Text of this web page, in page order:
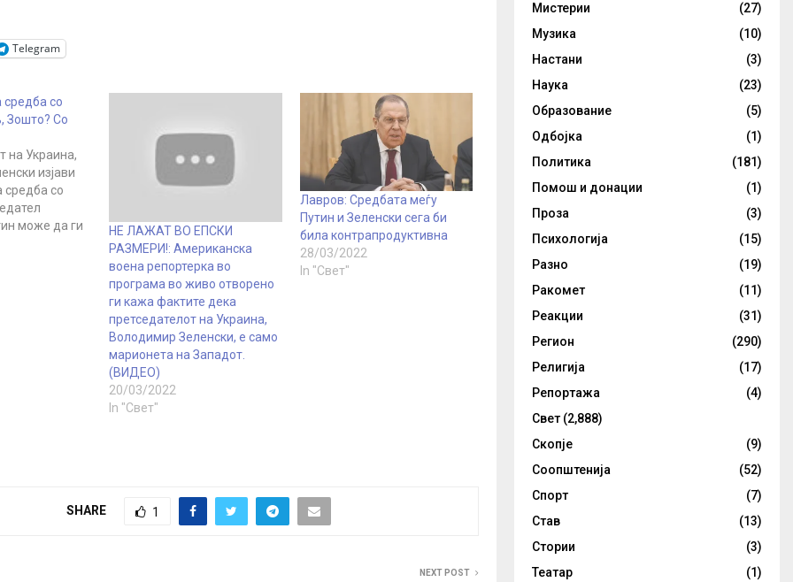
Telegram
средба со
Зошто? Со
на Украина,
изјави
средба со
може да ги
меѓу
со
НЕ ЛАЖАТ ВО ЕПСКИ
РАЗМЕРИ!: Американска
воена репортерка во
програма во живо отворено
ги кажа фактите дека
претседателот на Украина,
Володимир Зеленски, е само
марионета на Западот.
(ВИДЕО)
20/03/2022
In "Свет"
Лавров: Средбата меѓу
Путин и Зеленски сега би
била контрапродуктивна
28/03/2022
In "Свет"
SHARE 1
NEXT POST
Мистерии
(27)
Музика
(10)
Настани
(3)
Наука
(23)
Образование
(5)
Одбојка
(1)
Политика
(181)
Помош и донации
(1)
Проза
(3)
Психологија
(15)
Разно
(19)
Ракомет
(11)
Реакции
(31)
Регион
(290)
Религија
(17)
Репортажа
(4)
Свет (2,888)
Скопје
(9)
Соопштенија
(52)
Спорт
(7)
Став
(13)
Стории
(3)
Театар
(1)